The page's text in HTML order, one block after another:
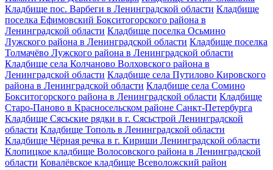
Кладбище пос. Варбеги в Ленинградской области Кладбище
поселка Ефимовский Бокситогорского района в
Ленинградской области Кладбище поселка Осьмино
Лужского района в Ленинградской области Кладбище поселка
Толмачёво Лужского района в Ленинградской области
Кладбище села Колчаново Волховского района в
Ленинградской области Кладбище села Путилово Кировского
района в Ленинградской области Кладбище села Сомино
Бокситогорского района в Ленинградской области Кладбище
Старо-Паново в Красносельском районе Санкт-Петербурга
Кладбище Сясьские рядки в г. Сясьстрой Ленинградской
области Кладбище Тополь в Ленинградской области
Кладбище Чёрная речка в г. Кириши Ленинградской области
Клопицкое кладбище Волосовского района в Ленинградской
области Ковалёвское кладбище Всеволожский район